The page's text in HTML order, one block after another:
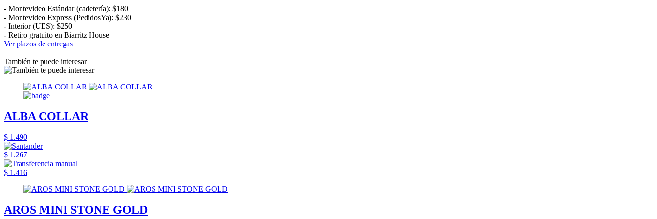
- Montevideo Estándar (cadetería): $180
- Montevideo Express (PedidosYa): $230
- Interior (UES): $250
- Retiro gratuito en Biarritz House
Ver plazos de entregas
También te puede interesar
ALBA COLLAR
$ 1.490
$ 1.267
$ 1.416
AROS MINI STONE GOLD